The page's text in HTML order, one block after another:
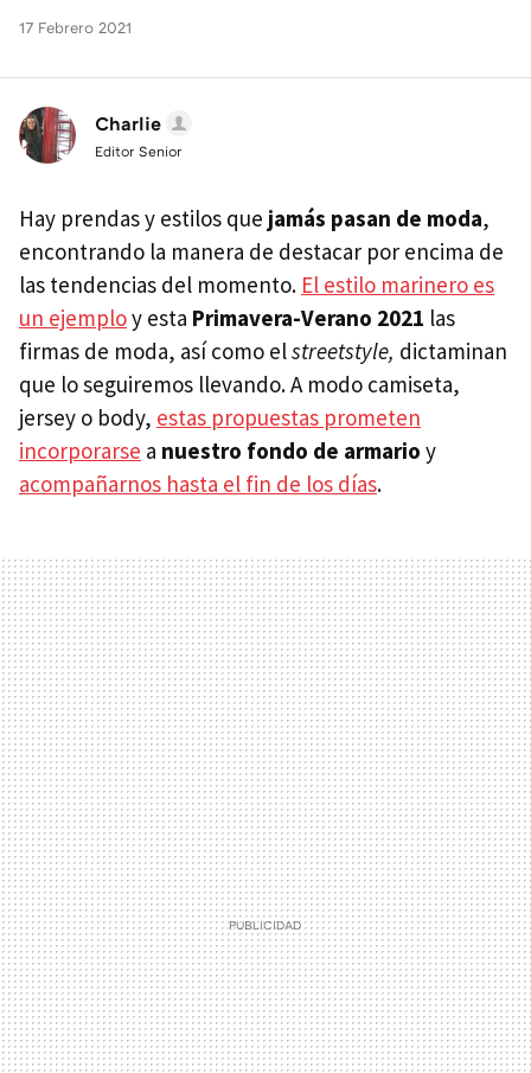
17 Febrero 2021
Charlie
Editor Senior
Hay prendas y estilos que jamás pasan de moda,
encontrando la manera de destacar por encima de
las tendencias del momento. El estilo marinero es
un ejemploy esta Primavera-Verano 2021 las
firmas de moda, así como elstreetstyle, dictaminan
que lo seguiremos llevando. A modo camiseta,
jersey o body, estas propuestas prometen
incorporarse a nuestro fondo de armario y
acompañarnos hasta el fin de los días.